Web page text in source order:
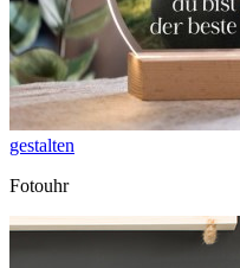
gestalten
Fotouhr